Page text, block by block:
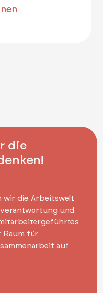
die
wir die Arbeitswelt
und
Raum für
auf